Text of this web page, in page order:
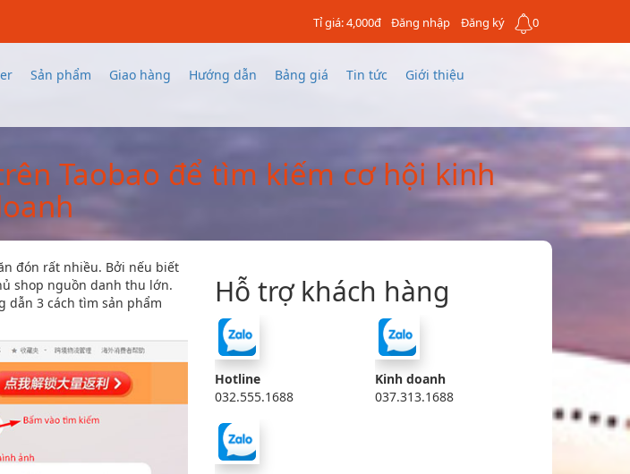
Tỉ giá: 4,000đ Đăng nhập Đăng ký 0
Sản phẩm Giao hàng Hướng dẫn Bảng giá Tin tức Giới thiệu
Taobao để tìm kiếm cơ hội kinh
đón rất nhiều. Bởi nếu biết
shop nguồn danh thu lớn.
dẫn 3 cách tìm sản phẩm
Hỗ trợ khách hàng
Hotline
032.555.1688
Kinh doanh
037.313.1688